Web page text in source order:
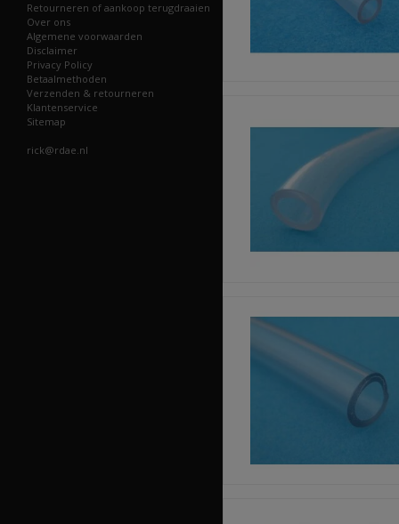
Retourneren of aankoop terugdraaien
Over ons
Algemene voorwaarden
Disclaimer
Privacy Policy
Betaalmethoden
Verzenden & retourneren
Klantenservice
Sitemap
rick@rdae.nl